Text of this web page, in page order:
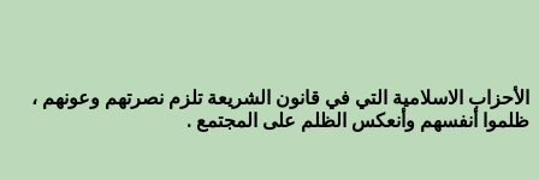
الأحزاب الاسلامية التي في قانون الشريعة تلزم نصرتهم وعونهم ،
ظلموا أنفسهم وأنعكس الظلم على المجتمع .